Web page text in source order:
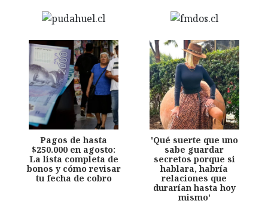
Pagos de hasta
$250.000 en agosto:
La lista completa de
bonos y cómo revisar
tu fecha de cobro
'Qué suerte que uno
sabe guardar
secretos porque si
hablara, habría
relaciones que
durarían hasta hoy
mismo'